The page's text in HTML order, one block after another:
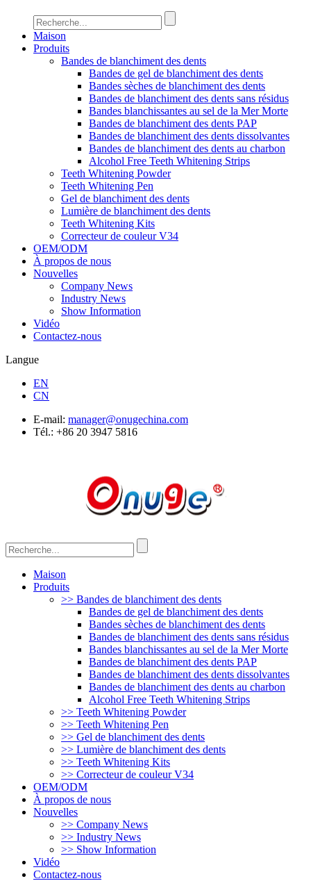
Maison
Produits
Bandes de blanchiment des dents
Bandes de gel de blanchiment des dents
Bandes sèches de blanchiment des dents
Bandes de blanchiment des dents sans résidus
Bandes blanchissantes au sel de la Mer Morte
Bandes de blanchiment des dents PAP
Bandes de blanchiment des dents dissolvantes
Bandes de blanchiment des dents au charbon
Alcohol Free Teeth Whitening Strips
Teeth Whitening Powder
Teeth Whitening Pen
Gel de blanchiment des dents
Lumière de blanchiment des dents
Teeth Whitening Kits
Correcteur de couleur V34
OEM/ODM
À propos de nous
Nouvelles
Company News
Industry News
Show Information
Vidéo
Contactez-nous
Langue
EN
CN
E-mail: manager@onugechina.com
Tél.: +86 20 3947 5816
Maison
Produits
>> Bandes de blanchiment des dents
Bandes de gel de blanchiment des dents
Bandes sèches de blanchiment des dents
Bandes de blanchiment des dents sans résidus
Bandes blanchissantes au sel de la Mer Morte
Bandes de blanchiment des dents PAP
Bandes de blanchiment des dents dissolvantes
Bandes de blanchiment des dents au charbon
Alcohol Free Teeth Whitening Strips
>> Teeth Whitening Powder
>> Teeth Whitening Pen
>> Gel de blanchiment des dents
>> Lumière de blanchiment des dents
>> Teeth Whitening Kits
>> Correcteur de couleur V34
OEM/ODM
À propos de nous
Nouvelles
>> Company News
>> Industry News
>> Show Information
Vidéo
Contactez-nous